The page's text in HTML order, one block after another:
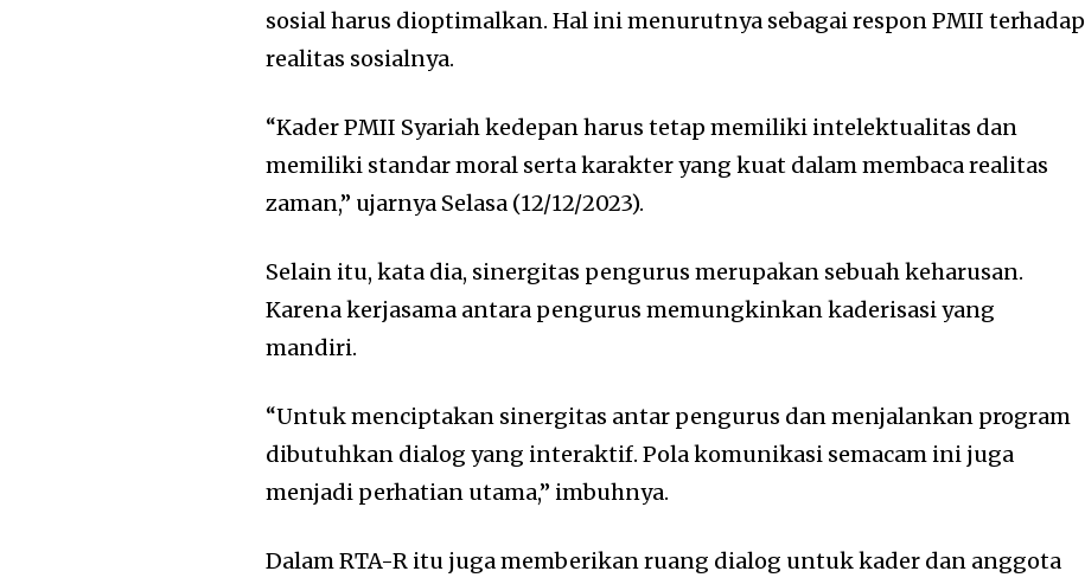
sosial harus dioptimalkan. Hal ini menurutnya sebagai respon PMII terhadap
realitas sosialnya.
“Kader PMII Syariah kedepan harus tetap memiliki intelektualitas dan
memiliki standar moral serta karakter yang kuat dalam membaca realitas
zaman,” ujarnya Selasa (12/12/2023).
Selain itu, kata dia, sinergitas pengurus merupakan sebuah keharusan.
Karena kerjasama antara pengurus memungkinkan kaderisasi yang
mandiri.
“Untuk menciptakan sinergitas antar pengurus dan menjalankan program
dibutuhkan dialog yang interaktif. Pola komunikasi semacam ini juga
menjadi perhatian utama,” imbuhnya.
Dalam RTA-R itu juga memberikan ruang dialog untuk kader dan anggota